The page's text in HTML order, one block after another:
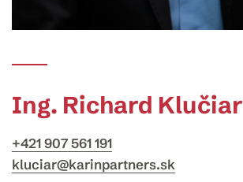
Ing. Richard Klučiar
+421 907 561 191
kluciar@karinpartners.sk